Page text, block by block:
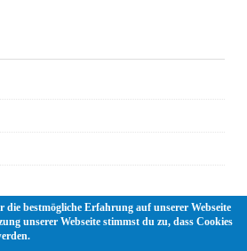
bestmögliche Erfahrung auf unserer Webseite
unserer Webseite stimmst du zu, dass Cookies